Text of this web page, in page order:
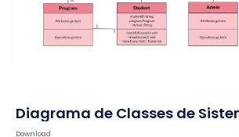
Download